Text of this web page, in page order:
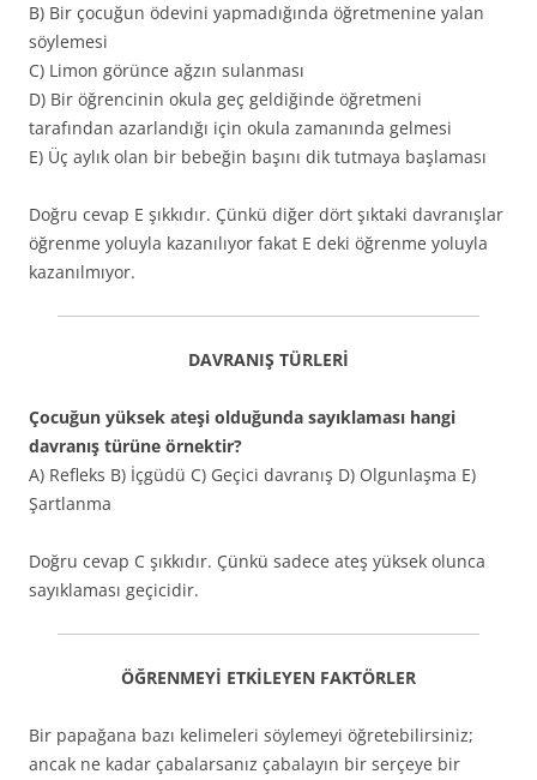
B) Bir çocuğun ödevini yapmadığında öğretmenine yalan
söylemesi
C) Limon görünce ağzın sulanması
D) Bir öğrencinin okula geç geldiğinde öğretmeni
tarafından azarlandığı için okula zamanında gelmesi
E) Üç aylık olan bir bebeğin başını dik tutmaya başlaması
Doğru cevap E şıkkıdır. Çünkü diğer dört şıktaki davranışlar
öğrenme yoluyla kazanılıyor fakat E deki öğrenme yoluyla
kazanılmıyor.
DAVRANIŞ TÜRLERİ
Çocuğun yüksek ateşi olduğunda sayıklaması hangi
davranış türüne örnektir?
A) Refleks B) İçgüdü C) Geçici davranış D) Olgunlaşma E)
Şartlanma
Doğru cevap C şıkkıdır. Çünkü sadece ateş yüksek olunca
sayıklaması geçicidir.
ÖĞRENMEYİ ETKİLEYEN FAKTÖRLER
Bir papağana bazı kelimeleri söylemeyi öğretebilirsiniz;
ancak ne kadar çabalarsanız çabalayın bir serçeye bir